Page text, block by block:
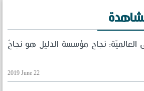
نجاح مؤسسة الدليل هو نجاحٌ
2019 June 22